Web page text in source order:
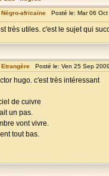
africaine Posté le: Mar 06
très utiles. c'est le sujet qui
Posté le: Ven 25 Sep
hugo. c'est très intéressant
de cuivre
un pas.
vont vivre.
tout bas.